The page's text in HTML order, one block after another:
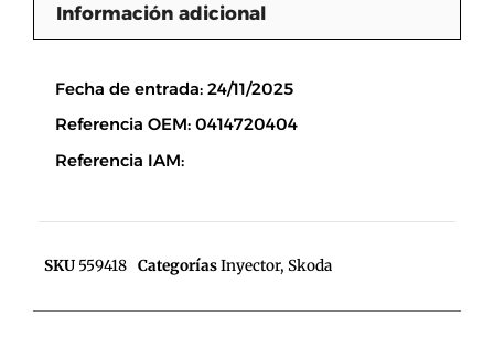
Información adicional
Fecha de entrada: 24/11/2025
Referencia OEM: 0414720404
Referencia IAM:
SKU 559418 CategoríasInyector, Skoda